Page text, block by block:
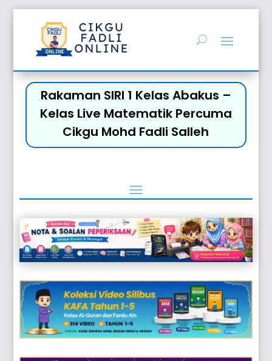
Rakaman SIRI 1 Kelas Abakus –
Kelas Live Matematik Percuma
Cikgu Mohd Fadli Salleh